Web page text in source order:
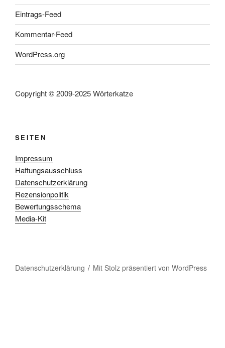
Eintrags-Feed
Kommentar-Feed
WordPress.org
Copyright © 2009-2025 Wörterkatze
SEITEN
Impressum
Haftungsausschluss
Datenschutzerklärung
Rezensionpolitik
Bewertungsschema
Media-Kit
Datenschutzerklärung Mit Stolz präsentiert von WordPress